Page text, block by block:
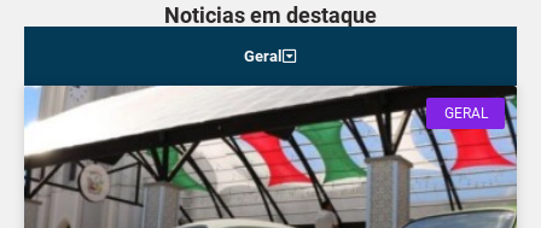
Noticias em destaque
Geral
GERAL